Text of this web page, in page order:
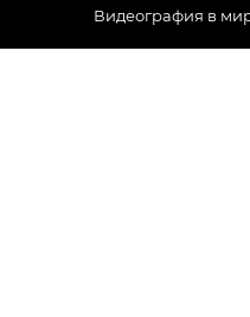
Видеография в